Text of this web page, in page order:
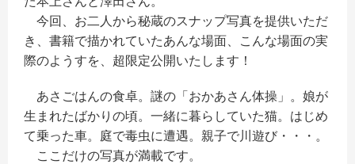
今回、お二人から秘蔵のスナップ写真を提供いただ
き、書籍で描かれていたあんな場面、こんな場面の実
際のようすを、超限定公開いたします！
あさごはんの食卓。謎の「おかあさん体操」。娘が
生まれたばかりの頃。一緒に暮らしていた猫。はじめ
て乗った車。庭で毒虫に遭遇。親子で川遊び・・・。
ここだけの写真が満載です。